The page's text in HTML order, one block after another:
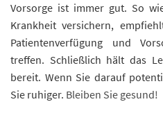
Vorsorge ist immer gut. So
Krankheit versichern,
Patientenverfügung und
treffen. Schließlich hält das
bereit. Wenn Sie darauf
Sie ruhiger. Bleiben Sie gesund!